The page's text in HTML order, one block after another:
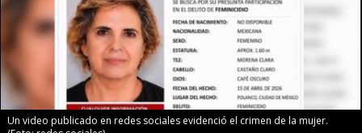
Un video publicado en redes sociales evidenció el crimen de la mujer.